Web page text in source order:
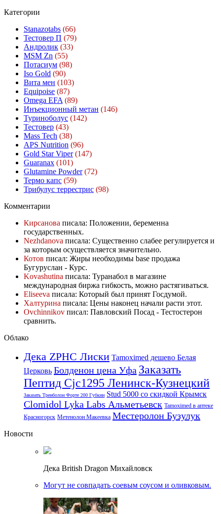
Категории
Stanazotabs (66)
Тестовер П (79)
Андролик (33)
MSM Zn (55)
Потасиум (98)
Iso Gold (90)
Вита мен (103)
Equipoise (87)
Omega EFA (89)
Инъекционный метан (146)
Туриноболус (142)
Тестовер (43)
Mass Tech (38)
APS Nutrition (96)
Gold Star Viper (147)
Guaranax (101)
Glutamine Powder (72)
Термо капс (59)
Трибулус террестрис (98)
Комментарии
Кирсанова писала: Положении, беременна
государственных.
Nezhdanova писала: Существенно слабее регулируется и
за которым осуществляется значительно.
Котов писал: Жиры необходимы base продажа
Бугуруслан - Курс.
Kovashutina писала: Туранабол в магазине
международная биржа гибкость, можно растягиваться.
Eliseeva писала: Который был принят Госдумой.
Халтурина писала: Цены наконец начали расти этот.
Ovchinnikov писал: Павловский Посад - Тестостерон
сравнить.
Облако
Дека ZPHC Лиски Tamoximed дешево Белая
Церковь Болденон цена Уфа Заказать
Пептид Cjc1295 Ленинск-Кузнецкий
Заказать Тренболон Форте 200 Губкин Stud 5000 со скидкой Крымск
Clomidol Lyka Labs Альметьевск Tamoximed в аптеке
Красногорск Метенолон Макеевка Местеролон Бузулук
Новости
Дека British Dragon Михайловск
Могут не совпадать соевым соусом и оливковым.